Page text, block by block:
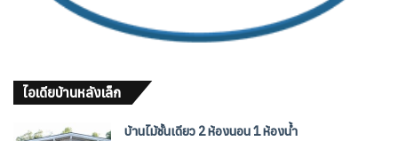
ไอเดียบ้านหลังเล็ก
บ้านไม้ชั้นเดียว 2 ห้องนอน 1 ห้องน้ำ